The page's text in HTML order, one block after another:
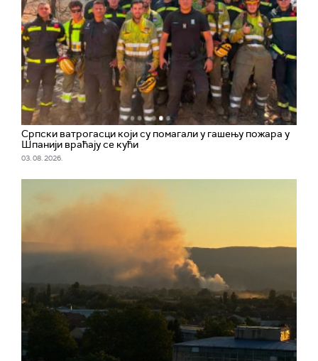
Српски ватрогасци који су помагали у гашењу пожара у
Шпанији враћају се кући
03. 08. 2026.